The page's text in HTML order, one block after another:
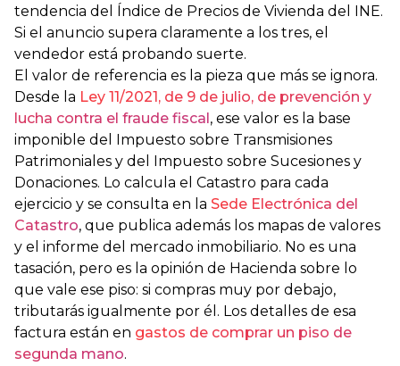
tendencia del Índice de Precios de Vivienda del INE.
Si el anuncio supera claramente a los tres, el
vendedor está probando suerte.
El valor de referencia es la pieza que más se ignora.
Desde la Ley 11/2021, de 9 de julio, de prevención y
lucha contra el fraude fiscal , ese valor es la base
imponible del Impuesto sobre Transmisiones
Patrimoniales y del Impuesto sobre Sucesiones y
Donaciones. Lo calcula el Catastro para cada
ejercicio y se consulta en la Sede Electrónica del
Catastro, que publica además los mapas de valores
y el informe del mercado inmobiliario. No es una
tasación, pero es la opinión de Hacienda sobre lo
que vale ese piso: si compras muy por debajo,
tributarás igualmente por él. Los detalles de esa
factura están en gastos de comprar un piso de
segunda mano.